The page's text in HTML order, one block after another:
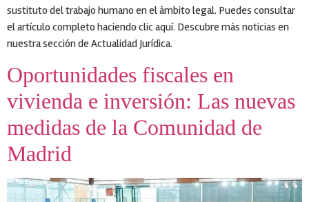
sustituto del trabajo humano en el ámbito legal. Puedes consultar
el artículo completo haciendo clic aquí. Descubre más noticias en
nuestra sección de Actualidad Jurídica.
Oportunidades fiscales en
vivienda e inversión: Las nuevas
medidas de la Comunidad de
Madrid